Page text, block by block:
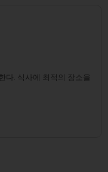
다. 식사에 최적의 장소을